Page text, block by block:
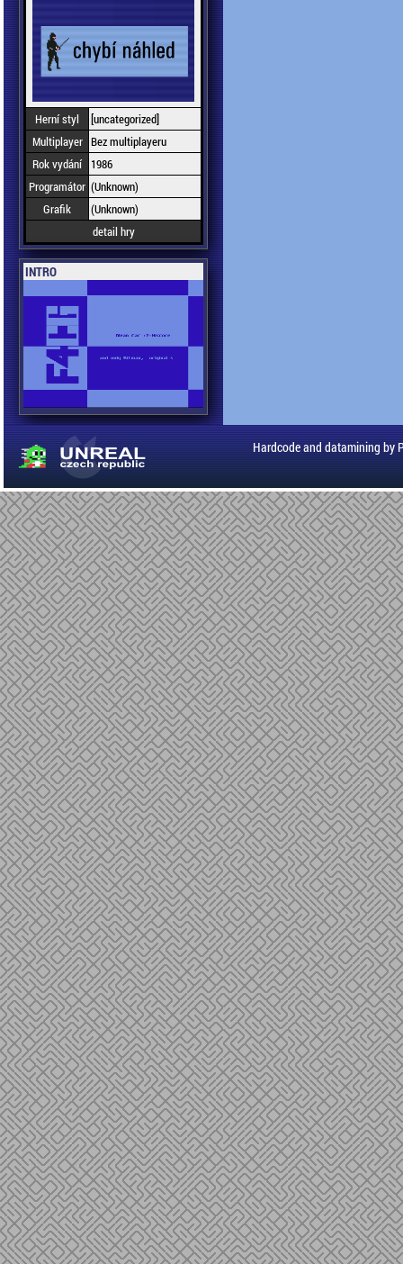
Herní styl
[uncategorized]
Multiplayer Bez multiplayeru
Rok vydání
1986
Programátor (Unknown)
Grafik
(Unknown)
detail hry
INTRO
Hardcode and datamining by